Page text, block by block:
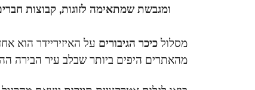
ומגבשת שמתאימה לזוגות, קבוצות
מסלולכיכר הגיבורים על האיזיריידר הוא
מהאתרים היפים ביותר שבלב עיר הבירה